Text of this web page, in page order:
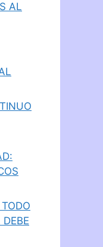
AL
DEBE